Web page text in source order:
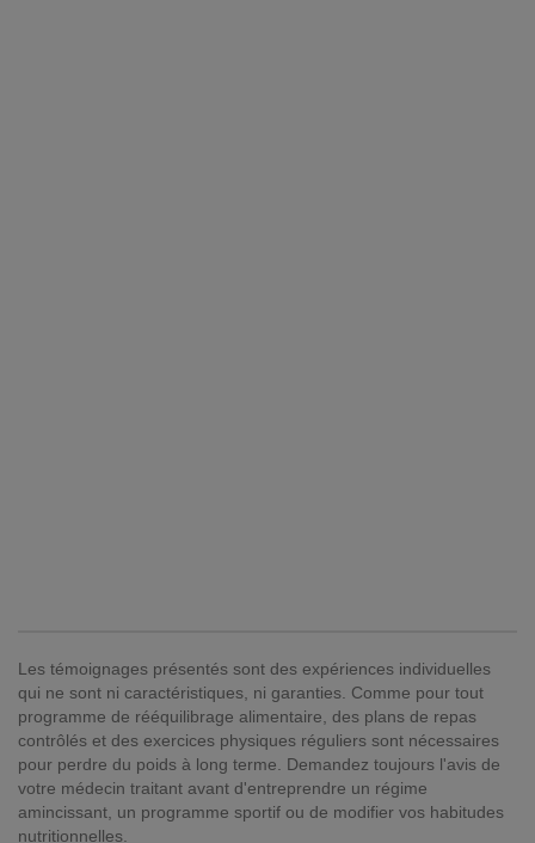
Les témoignages présentés sont des expériences individuelles
qui ne sont ni caractéristiques, ni garanties. Comme pour tout
programme de rééquilibrage alimentaire, des plans de repas
contrôlés et des exercices physiques réguliers sont nécessaires
pour perdre du poids à long terme. Demandez toujours l'avis de
votre médecin traitant avant d'entreprendre un régime
amincissant, un programme sportif ou de modifier vos habitudes
nutritionnelles.